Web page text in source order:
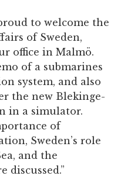
to welcome the
of Sweden,
office in Malmö.
of a submarines
system, and also
the new Blekinge-
in a simulator.
of
Sweden’s role
and the
discussed.”